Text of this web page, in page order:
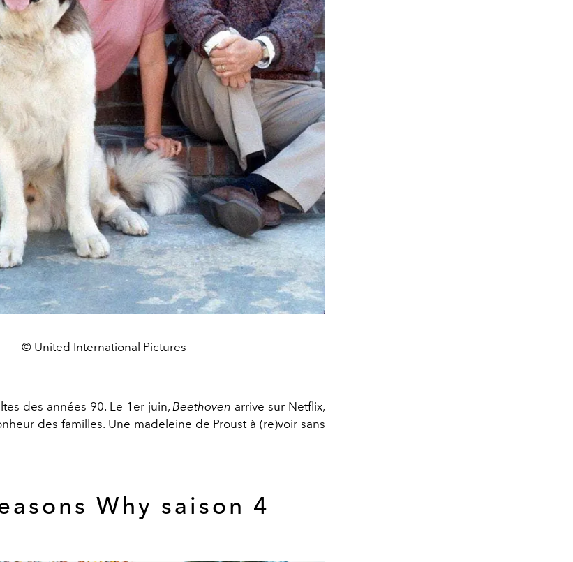
© United International Pictures
des années 90. Le 1er juin, Beethoven arrive sur Netflix,
des familles. Une madeleine de Proust à (re)voir sans
Why saison 4